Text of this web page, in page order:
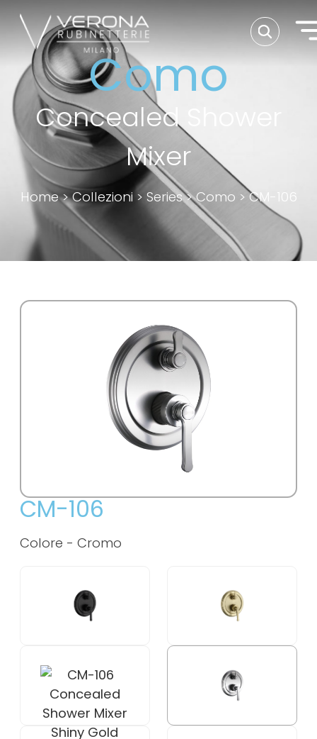
Como
Concealed Shower
Mixer
Home>Collezioni > Series>Como >CM-106
CM-106
Colore - Cromo